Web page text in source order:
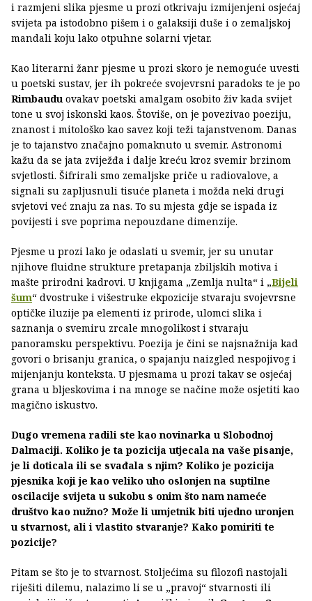
i razmjeni slika pjesme u prozi otkrivaju izmijenjeni osjećaj
svijeta pa istodobno pišem i o galaksiji duše i o zemaljskoj
mandali koju lako otpuhne solarni vjetar.
Kao literarni žanr pjesme u prozi skoro je nemoguće uvesti
u poetski sustav, jer ih pokreće svojevrsni paradoks te je po
Rimbaudu ovakav poetski amalgam osobito živ kada svijet
tone u svoj iskonski kaos. Štoviše, on je povezivao poeziju,
znanost i mitološko kao savez koji teži tajanstvenom. Danas
je to tajanstvo značajno pomaknuto u svemir. Astronomi
kažu da se jata zviježđa i dalje kreću kroz svemir brzinom
svjetlosti. Šifrirali smo zemaljske priče u radiovalove, a
signali su zapljusnuli tisuće planeta i možda neki drugi
svjetovi već znaju za nas. To su mjesta gdje se ispada iz
povijesti i sve poprima nepouzdane dimenzije.
Pjesme u prozi lako je odaslati u svemir, jer su unutar
njihove fluidne strukture pretapanja zbiljskih motiva i
mašte prirodni kadrovi. U knjigama „Zemlja nulta“ i „Bijeli
šum“ dvostruke i višestruke ekpozicije stvaraju svojevrsne
optičke iluzije pa elementi iz prirode, ulomci slika i
saznanja o svemiru zrcale mnogolikost i stvaraju
panoramsku perspektivu. Poezija je čini se najsnažnija kad
govori o brisanju granica, o spajanju naizgled nespojivog i
mijenjanju konteksta. U pjesmama u prozi takav se osjećaj
grana u bljeskovima i na mnoge se načine može osjetiti kao
magično iskustvo.
Dugo vremena radili ste kao novinarka u Slobodnoj
Dalmaciji. Koliko je ta pozicija utjecala na vaše pisanje,
je li doticala ili se svađala s njim? Koliko je pozicija
pjesnika koji je kao veliko uho oslonjen na suptilne
oscilacije svijeta u sukobu s onim što nam nameće
društvo kao nužno? Može li umjetnik biti ujedno uronjen
u stvarnost, ali i vlastito stvaranje? Kako pomiriti te
pozicije?
Pitam se što je to stvarnost. Stoljećima su filozofi nastojali
riješiti dilemu, nalazimo li se u „pravoj“ stvarnosti ili